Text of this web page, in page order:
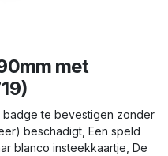
met
badge te bevestigen zonder
beschadigt, Een speld
blanco insteekkaartje, De